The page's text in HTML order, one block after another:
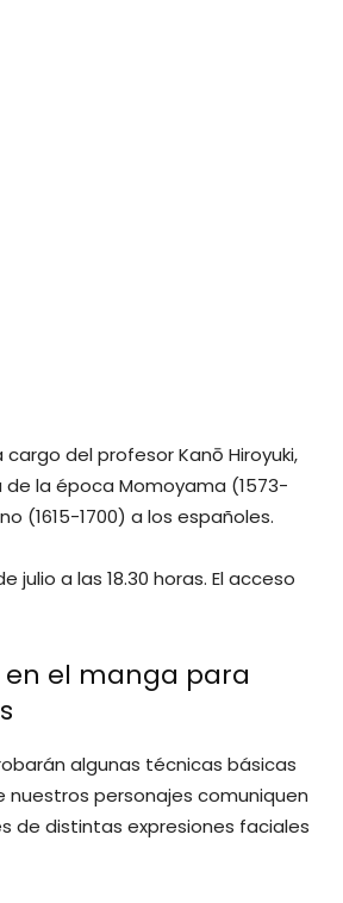
del profesor Kanō Hiroyuki,
la época Momoyama (1573-
(1615-1700) a los españoles.
julio a las 18.30 horas. El acceso
en el manga para
algunas técnicas básicas
nuestros personajes comuniquen
de distintas expresiones faciales